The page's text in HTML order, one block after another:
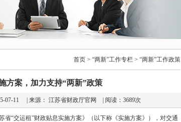
首页 > “两新”工作专栏 > “两新”工作政策
方案，加力支持“两新”政策
07-11 | 来源： 江苏省财政厅官网 | 阅读：3689次
“交运租”财政贴息实施方案》（以下称《实施方案》），对交通